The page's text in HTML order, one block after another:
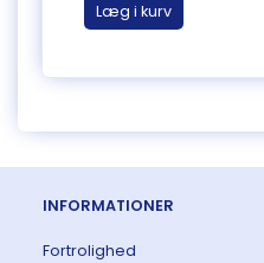
Læg i kurv
INFORMATIONER
Fortrolighed